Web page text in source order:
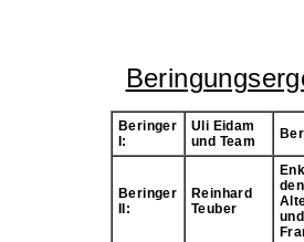
Beringer
I:
Uli Eidam
und Team
Beringer
II:
Reinhard
Teuber